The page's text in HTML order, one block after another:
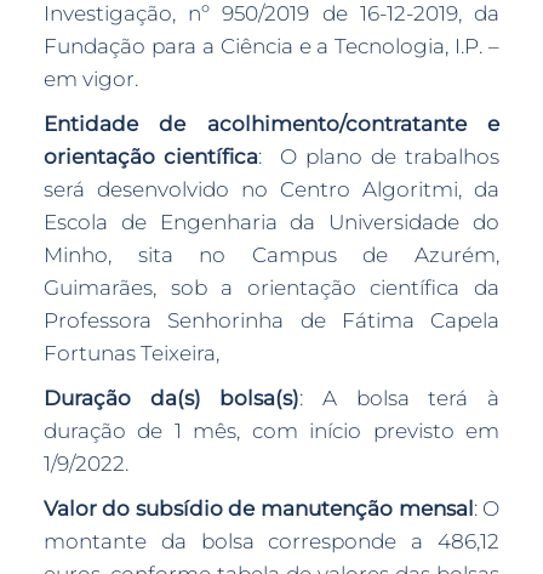
Investigação, nº 950/2019 de 16-12-2019, da
Fundação para a Ciência e a Tecnologia, I.P. –
em vigor.
Entidade de acolhimento/contratante e
orientação científica: O plano de trabalhos
será desenvolvido no Centro Algoritmi, da
Escola de Engenharia da Universidade do
Minho, sita no Campus de Azurém,
Guimarães, sob a orientação científica da
Professora Senhorinha de Fátima Capela
Fortunas Teixeira,
Duração da(s) bolsa(s): A bolsa terá à
duração de 1 mês, com início previsto em
1/9/2022.
Valor do subsídio de manutenção mensal : O
montante da bolsa corresponde a 486,12